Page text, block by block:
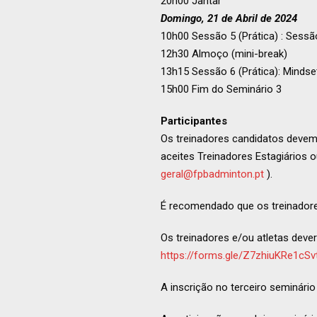
Domingo, 21 de Abril de 2024
10h00 Sessão 5 (Prática) :
12h30 Almoço (mini-break)
13h15 Sessão 6 (Prática):
15h00 Fim do Seminário 3
Participantes
Os treinadores candidatos
aceites Treinadores Estagiários
geral@fpbadminton.pt ).
É recomendado que os
Os treinadores e/ou atletas
https://forms.gle/
A inscrição no terceiro